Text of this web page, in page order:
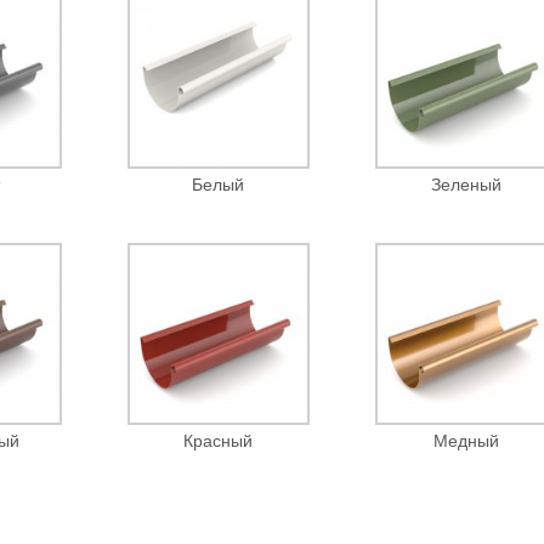
Белый Зеленый
Красный Медный